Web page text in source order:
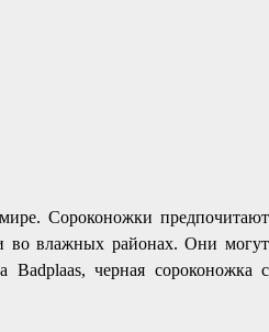
Сороконожки предпочитают
во влажных районах. Они могут
черная сороконожка с